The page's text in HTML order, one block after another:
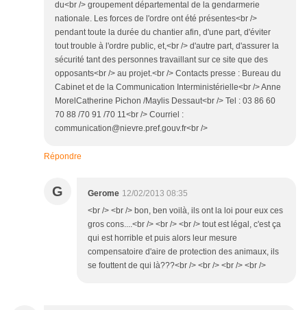
du<br /> groupement départemental de la gendarmerie
nationale. Les forces de l'ordre ont été présentes<br />
pendant toute la durée du chantier afin, d'une part, d'éviter
tout trouble à l'ordre public, et,<br /> d'autre part, d'assurer la
sécurité tant des personnes travaillant sur ce site que des
opposants<br /> au projet.<br /> Contacts presse : Bureau du
Cabinet et de la Communication Interministérielle<br /> Anne
MorelCatherine Pichon /Maylis Dessaut<br /> Tel : 03 86 60
70 88 /70 91 /70 11<br /> Courriel :
communication@nievre.pref.gouv.fr<br />
Répondre
G Gerome 12/02/2013 08:35
<br /> <br /> bon, ben voilà, ils ont la loi pour eux ces
gros cons....<br /> <br /> <br /> tout est légal, c'est ça
qui est horrible et puis alors leur mesure
compensatoire d'aire de protection des animaux, ils
se fouttent de qui là???<br /> <br /> <br /> <br />